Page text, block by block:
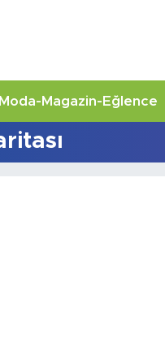
Moda-Magazin-Eğlence